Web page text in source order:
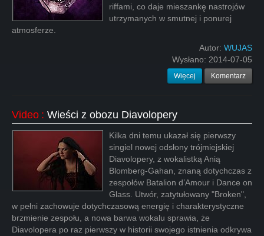
riffami, co daje mieszankę nastrojów
utrzymanych w smutnej i ponurej
atmosferze.
Autor: WUJAS
Wysłano: 2014-07-05
Więcej Komentarz
Video : Wieści z obozu Diavolopery
Kilka dni temu ukazał się pierwszy
singiel nowej odsłony trójmiejskiej
Diavolopery, z wokalistką Anią
Blomberg-Gahan, znaną dotychczas z
zespołów Batalion d’Amour i Dance on
Glass. Utwór, zatytułowany "Broken",
w pełni zachowuje dotychczasową energię i charakterystyczne
brzmienie zespołu, a nowa barwa wokalu sprawia, że
Diavolopera po raz pierwszy w historii swojego istnienia odkrywa